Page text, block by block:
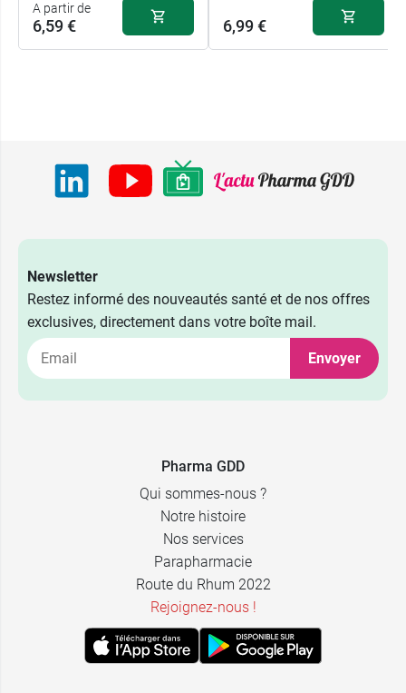
A partir de
6,59 € 6,99 €
Newsletter
Restez informé des nouveautés santé et de nos offres
exclusives, directement dans votre boîte mail.
Envoyer
Pharma GDD
Qui sommes-nous ?
Notre histoire
Nos services
Parapharmacie
Route du Rhum 2022
Rejoignez-nous !